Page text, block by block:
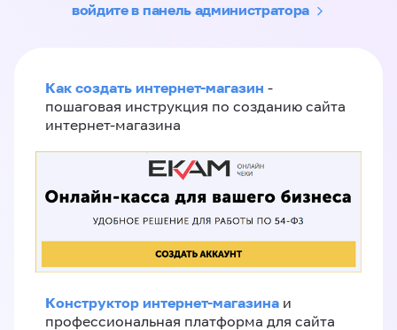
войдите в панель администратора
Как создать интернет-магазин -
пошаговая инструкция по созданию сайта
интернет-магазина
Конструктор интернет-магазина и
профессиональная платформа для сайта